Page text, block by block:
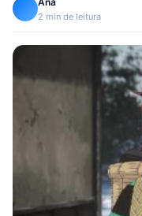
2 min de leitura